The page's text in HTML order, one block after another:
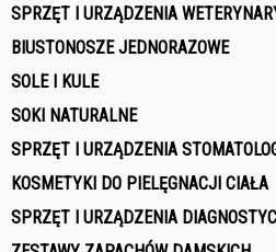
SPRZĘT I URZĄDZENIA
BIUSTONOSZE JEDNORAZOWE
SOLE I KULE
SOKI NATURALNE
SPRZĘT I URZĄDZENIA
KOSMETYKI DO PIELĘGNACJI CIAŁA
SPRZĘT I URZĄDZENIA